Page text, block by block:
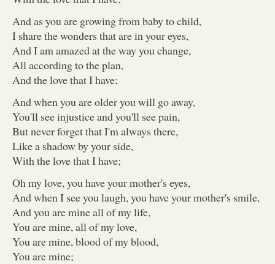
And as you are growing from baby to child,
I share the wonders that are in your eyes,
And I am amazed at the way you change,
All according to the plan,
And the love that I have;
And when you are older you will go away,
You'll see injustice and you'll see pain,
But never forget that I'm always there,
Like a shadow by your side,
With the love that I have;
Oh my love, you have your mother's eyes,
And when I see you laugh, you have your mother's smile,
And you are mine all of my life,
You are mine, all of my love,
You are mine, blood of my blood,
You are mine;